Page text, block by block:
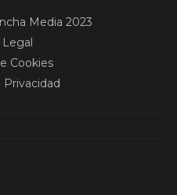
Media 2023
Legal
Cookies
Privacidad